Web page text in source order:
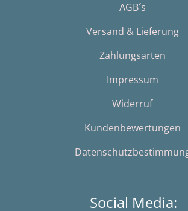
AGB´s
Versand & Lieferung
Zahlungsarten
Impressum
Widerruf
Kundenbewertungen
Social Media: